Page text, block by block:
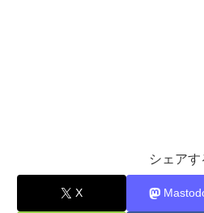
シェアす
X